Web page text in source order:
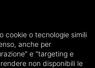
by mail
cookie o tecnologie simili
anche per
e “targeting e
non disponibili le